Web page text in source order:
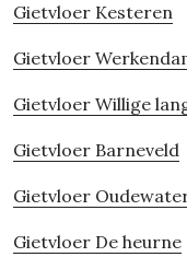
Gietvloer Kesteren
Gietvloer
Gietvloer Willige
Gietvloer Barneveld
Gietvloer
Gietvloer De heurne